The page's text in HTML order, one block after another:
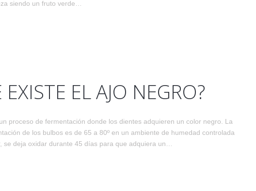
siendo un fruto verde…
EL AJO NEGRO?
proceso de fermentación donde los dientes adquieren un color negro. La
de los bulbos es de 65 a 80º en un ambiente de humedad controlada
deja oxidar durante 45 días para que adquiera un…